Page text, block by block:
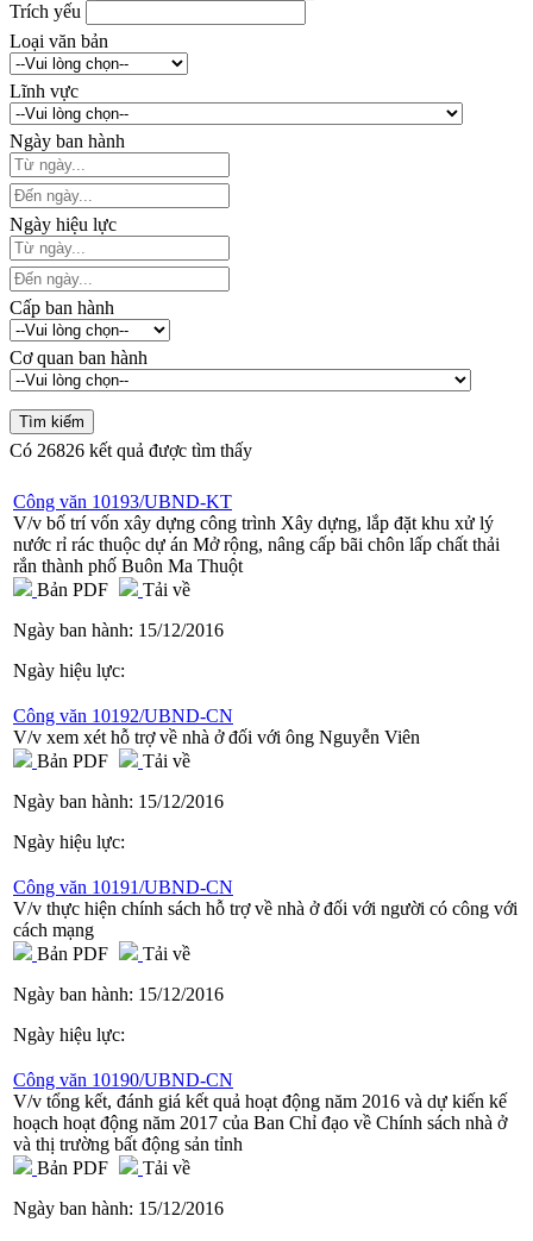
Trích yếu
Loại văn bản
Lĩnh vực
Ngày ban hành
Ngày hiệu lực
Cấp ban hành
Cơ quan ban hành
Có 26826 kết quả được tìm thấy
Công văn 10193/UBND-KT
V/v bố trí vốn xây dựng công trình Xây dựng, lắp đặt khu xử lý
nước rỉ rác thuộc dự án Mở rộng, nâng cấp bãi chôn lấp chất thải
rắn thành phố Buôn Ma Thuột
Bản PDF
Tải về
Ngày ban hành: 15/12/2016
Ngày hiệu lực:
Công văn 10192/UBND-CN
V/v xem xét hỗ trợ về nhà ở đối với ông Nguyễn Viên
Bản PDF
Tải về
Ngày ban hành: 15/12/2016
Ngày hiệu lực:
Công văn 10191/UBND-CN
V/v thực hiện chính sách hỗ trợ về nhà ở đối với người có công với
cách mạng
Bản PDF
Tải về
Ngày ban hành: 15/12/2016
Ngày hiệu lực:
Công văn 10190/UBND-CN
V/v tổng kết, đánh giá kết quả hoạt động năm 2016 và dự kiến kế
hoạch hoạt động năm 2017 của Ban Chỉ đạo về Chính sách nhà ở
và thị trường bất động sản tỉnh
Bản PDF
Tải về
Ngày ban hành: 15/12/2016